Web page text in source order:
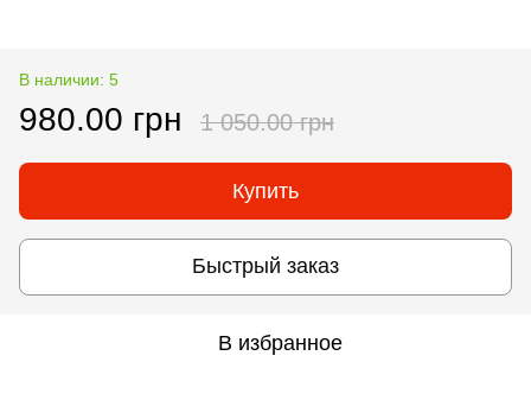
В наличии: 5
980.00 грн 1 050.00 грн
Купить
Быстрый заказ
В избранное